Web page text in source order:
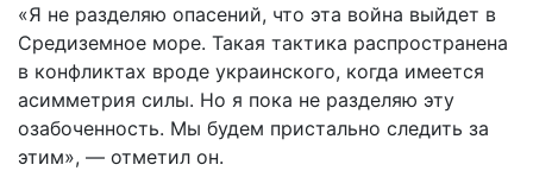
«Я не разделяю опасений, что эта война выйдет в
Средиземное море. Такая тактика распространена
в конфликтах вроде украинского, когда имеется
асимметрия силы. Но я пока не разделяю эту
озабоченность. Мы будем пристально следить за
этим», — отметил он.